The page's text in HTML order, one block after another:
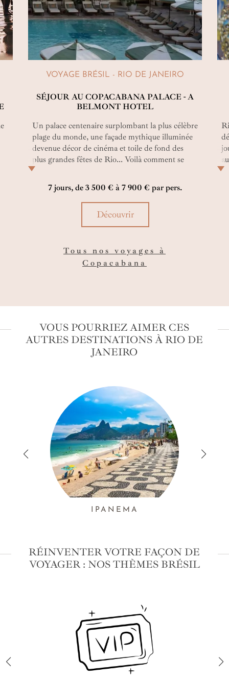
VOYAGE BRÉSIL - RIO DE JANEIRO
SÉJOUR AU COPACABANA PALACE - A
BELMONT HOTEL
Un palace centenaire surplombant la plus célèbre
plage du monde, une façade mythique illuminée
devenue décor de cinéma et toile de fond des
plus grandes fêtes de Rio... Voilà comment se
présente le Copacabana Palace, a Belmond
Hotel ! L'établissement 5* dispose d'une
ribambelle de chambres, de suites et de
penthouses qui sauront vous ravir et vous
apporter tout le confort nécessaire pour vous
délecter de votre séjour brésilien. Côté
des chefs de renom dans des restaurants étoilés
caresseront vos papilles, tandis que la grande
7 jours, de 3 500 € à 7 900 € par pers.
Découvrir
Tous nos voyages à
Copacabana
VOUS POURRIEZ AIMER CES
AUTRES DESTINATIONS À RIO DE
JANEIRO
IPANEMA
RÉINVENTER VOTRE FAÇON DE
VOYAGER : NOS THÈMES BRÉSIL